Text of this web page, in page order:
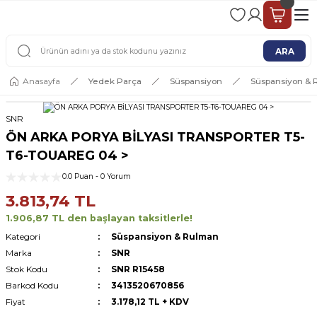
2 - 4 İŞ GÜNÜ İÇERİSİNDE KARGO
ARA
Anasayfa Yedek Parça Süspansiyon Süspansiyon &
SNR
ÖN ARKA PORYA BİLYASI TRANSPORTER T5-
T6-TOUAREG 04 >
0.0 Puan - 0 Yorum
3.813,74 TL
1.906,87 TL den başlayan taksitlerle!
Kategori
Süspansiyon & Rulman
Marka
SNR
Stok Kodu
SNR R15458
Barkod Kodu
3413520670856
Fiyat
3.178,12 TL + KDV